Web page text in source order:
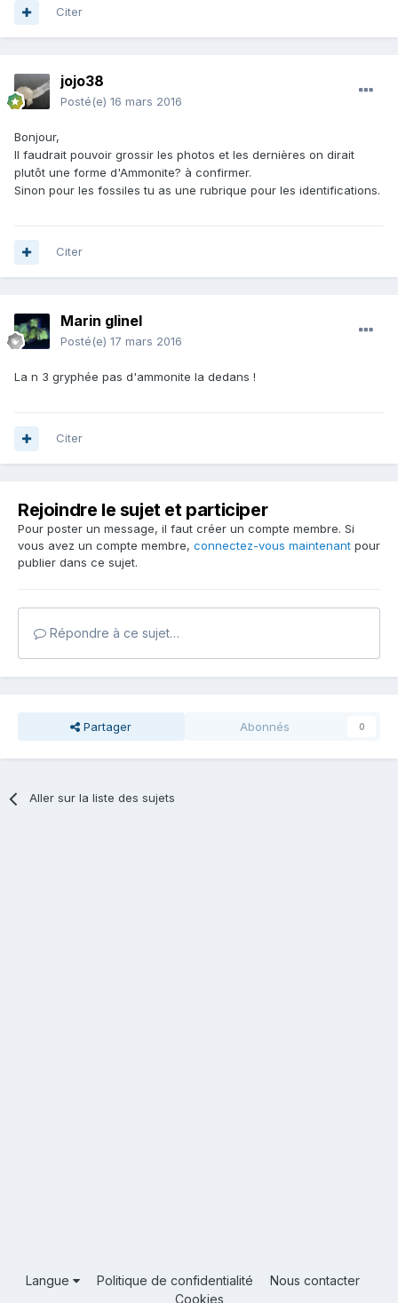
Citer
jojo38
Posté(e) 16 mars 2016
Bonjour,
Il faudrait pouvoir grossir les photos et les dernières on dirait
plutôt une forme d'Ammonite? à confirmer.
Sinon pour les fossiles tu as une rubrique pour les identifications.
Citer
Marin glinel
Posté(e) 17 mars 2016
La n 3 gryphée pas d'ammonite la dedans !
Citer
Rejoindre le sujet et participer
Pour poster un message, il faut créer un compte membre. Si
vous avez un compte membre, connectez-vous maintenant pour
publier dans ce sujet.
Répondre à ce sujet…
Partager Abonnés 0
Aller sur la liste des sujets
Langue Politique de confidentialité
Nous contacter
Cookies